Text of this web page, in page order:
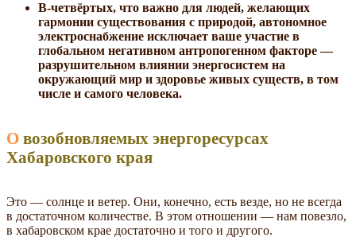
В-четвёртых, что важно для людей, желающих
гармонии существования с природой, автономное
электроснабжение исключает ваше участие в
глобальном негативном антропогенном факторе —
разрушительном влиянии энергосистем на
окружающий мир и здоровье живых существ, в том
числе и самого человека.
О возобновляемых энергоресурсах
Хабаровского края
Это — солнце и ветер. Они, конечно, есть везде, но не всегда
в достаточном количестве. В этом отношении — нам повезло,
в хабаровском крае достаточно и того и другого.